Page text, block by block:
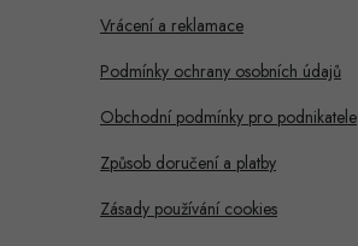
Vrácení a reklamace
Podmínky ochrany osobních údajů
Obchodní podmínky pro podnikatele
Způsob doručení a platby
Zásady používání cookies